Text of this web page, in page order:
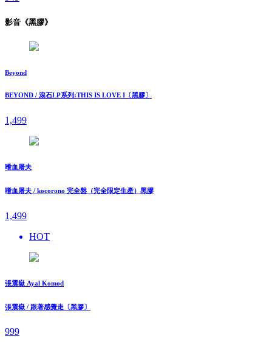
影音《黑膠》
Beyond
BEYOND / 滾石LP系列:THIS IS LOVE I〔黑膠〕
1,499
嗜血屠夫
嗜血屠夫 / kocorono 完全盤（完全限定生產）黑膠
1,499
HOT
張震嶽 Ayal Komod
張震嶽 / 跟著感覺走〔黑膠〕
999